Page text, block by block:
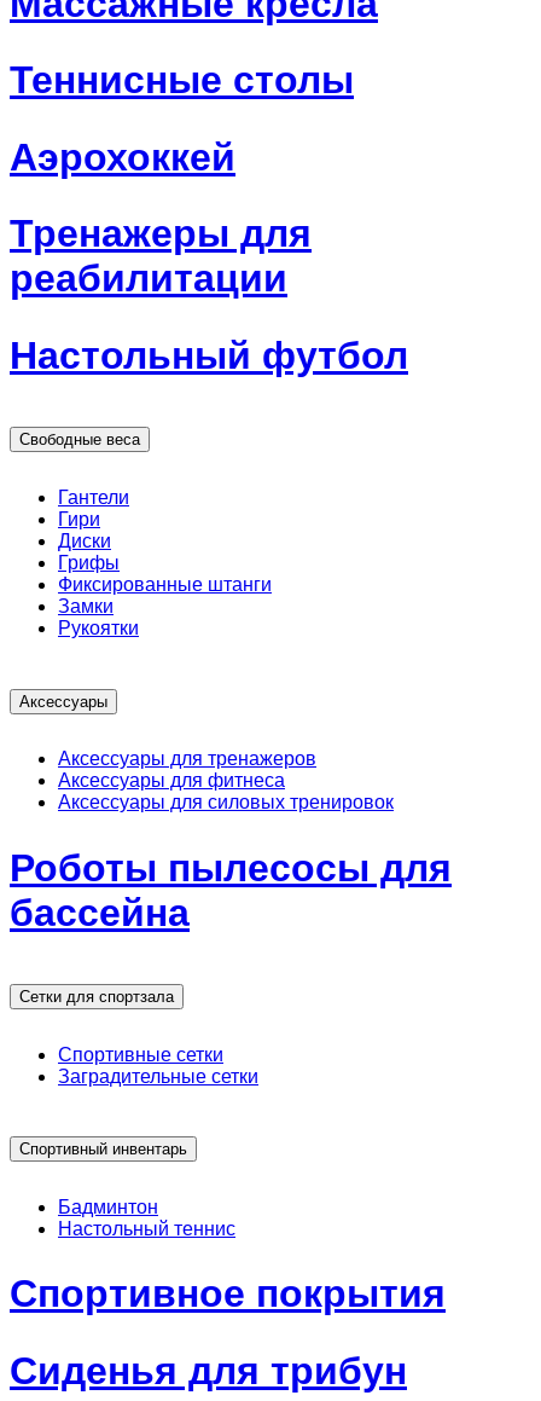
Теннисные столы
Аэрохоккей
Тренажеры для
реабилитации
Настольный футбол
Свободные веса
Гантели
Гири
Диски
Грифы
Фиксированные штанги
Замки
Рукоятки
Аксессуары
Аксессуары для тренажеров
Аксессуары для фитнеса
Аксессуары для силовых тренировок
Роботы пылесосы для
бассейна
Сетки для спортзала
Спортивные сетки
Заградительные сетки
Спортивный инвентарь
Бадминтон
Настольный теннис
Спортивное покрытия
Сиденья для трибун